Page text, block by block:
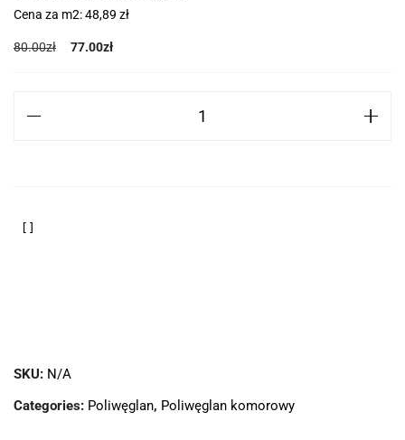
Cena za m2: 48,89 zł
80.00zł 77.00zł
SKU: N/A
Categories: Poliwęglan, Poliwęglan komorowy